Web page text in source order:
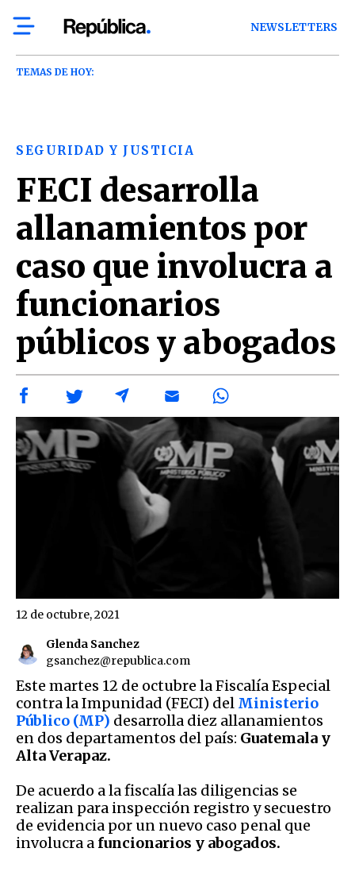
NEWSLETTERS
TEMAS DE HOY:
SEGURIDAD Y JUSTICIA
FECI desarrolla
allanamientos por
caso que involucra a
funcionarios
públicos y abogados
Glenda Sanchez
gsanchez@republica.com
12 de octubre, 2021
Este martes 12 de octubre la Fiscalía Especial
contra la Impunidad (FECI) del Ministerio
Público (MP) desarrolla diez allanamientos
en dos departamentos del país: Guatemala y
Alta Verapaz.
De acuerdo a la fiscalía las diligencias se
realizan para inspección registro y secuestro
de evidencia por un nuevo caso penal que
involucra a funcionarios y abogados.